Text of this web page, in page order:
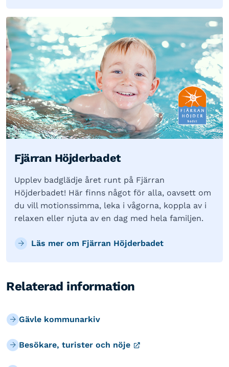
Fjärran Höjderbadet
Upplev badglädje året runt på Fjärran
Höjderbadet! Här finns något för alla, oavsett om
du vill motionssimma, leka i vågorna, koppla av i
relaxen eller njuta av en dag med hela familjen.
Läs mer om Fjärran Höjderbadet
Relaterad information
Gävle kommunarkiv
Besökare, turister och nöje